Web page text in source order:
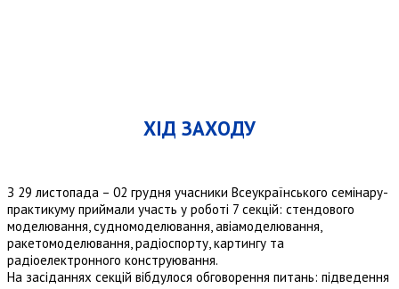
ХІД ЗАХОДУ
З 29 листопада – 02 грудня учасники Всеукраїнського семінару-
практикуму приймали участь у роботі 7 секцій: стендового
моделювання, судномоделювання, авіамоделювання,
ракетомоделювання, радіоспорту, картингу та
радіоелектронного конструювання.
На засіданнях секцій вібдулося обговорення питань: підведення